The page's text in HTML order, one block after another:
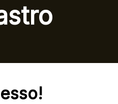
3216-1600